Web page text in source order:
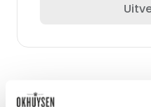
Het compact houden